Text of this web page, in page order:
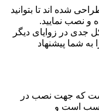
شده اند تا بتوانید
و نصب نمایید.
در زوایای دیگر
به شما پیشنهاد
که جهت نصب در
است و